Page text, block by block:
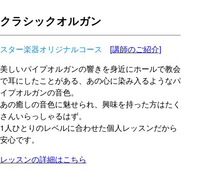
クラシックオルガン
スター楽器オリジナルコース [講師のご紹介]
美しいパイプオルガンの響きを身近にホールで教会
で耳にしたことがある、あの心に染み入るようなパ
イプオルガンの音色。
あの癒しの音色に魅せられ、興味を持った方はたく
さんいらっしゃるはず。
1人ひとりのレベルに合わせた個人レッスンだから
安心です。
レッスンの詳細はこちら